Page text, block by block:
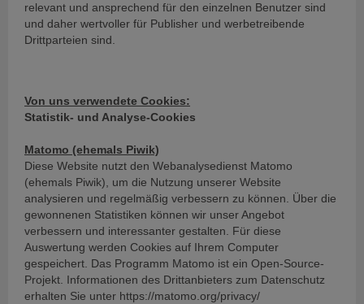
relevant und ansprechend für den einzelnen Benutzer sind
und daher wertvoller für Publisher und werbetreibende
Drittparteien sind.
Von uns verwendete Cookies:
Statistik- und Analyse-Cookies
Matomo (ehemals Piwik)
Diese Website nutzt den Webanalysedienst Matomo
(ehemals Piwik), um die Nutzung unserer Website
analysieren und regelmäßig verbessern zu können. Über die
gewonnenen Statistiken können wir unser Angebot
verbessern und interessanter gestalten. Für diese
Auswertung werden Cookies auf Ihrem Computer
gespeichert. Das Programm Matomo ist ein Open-Source-
Projekt. Informationen des Drittanbieters zum Datenschutz
erhalten Sie unter https://matomo.org/privacy/